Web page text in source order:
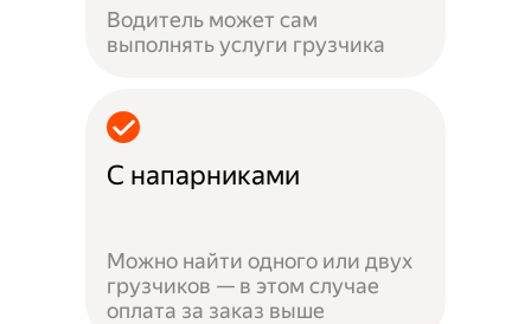
Водитель может сам
выполнять услуги грузчика
С напарниками
Можно найти одного или двух
грузчиков — в этом случае
оплата за заказ выше